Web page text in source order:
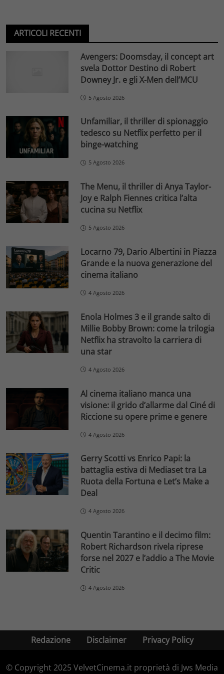
ARTICOLI RECENTI
Avengers: Doomsday, il concept art
svela Dottor Destino di Robert
Downey Jr. e gli X-Men dell’MCU
5 Agosto 2026
Unfamiliar, il thriller di spionaggio
tedesco su Netflix perfetto per il
binge-watching
5 Agosto 2026
The Menu, il thriller di Anya Taylor-
Joy e Ralph Fiennes critica l’alta
cucina su Netflix
5 Agosto 2026
Locarno 79, Dario Albertini in Piazza
Grande e la nuova generazione del
cinema italiano
4 Agosto 2026
Enola Holmes 3 e il grande salto di
Millie Bobby Brown: come la trilogia
Netflix ha stravolto la carriera di
una star
4 Agosto 2026
Al cinema italiano manca una
visione: il grido d’allarme dal Ciné di
Riccione su opere prime e genere
4 Agosto 2026
Gerry Scotti vs Enrico Papi: la
battaglia estiva di Mediaset tra La
Ruota della Fortuna e Let’s Make a
Deal
4 Agosto 2026
Quentin Tarantino e il decimo film:
Robert Richardson rivela riprese
forse nel 2027 e l’addio a The Movie
Critic
4 Agosto 2026
Redazione Disclaimer Privacy Policy
© Copyright 2025 VelvetCinema.it proprietà di Jws Media